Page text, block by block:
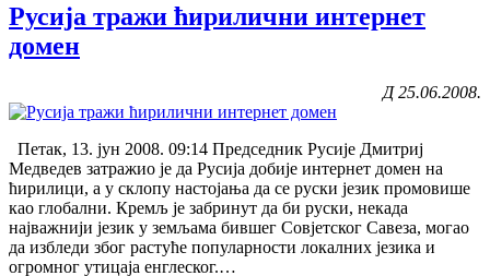
Русија тражи ћирилични интернет
домен
Д 25.06.2008.
Петак, 13. јун 2008. 09:14 Председник Русије Дмитриј
Медведев затражио је да Русија добије интернет домен на
ћирилици, а у склопу настојања да се руски језик промовише
као глобални. Кремљ је забринут да би руски, некада
најважнији језик у земљама бившег Совјетског Савеза, могао
да избледи због растуће популарности локалних језика и
огромног утицаја енглеског.…